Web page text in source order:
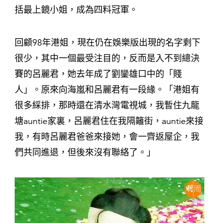
括最上鏡小姐，成為四料冠軍。
回顧98年港姐，現在仍在娛樂版出現的名字剩下
很少，其中一個最受注目的，反而是入不到總決
賽的呂麗君，她去年成了劉鑾雄口中的「賤
人」。原來向海嵐和呂麗君有一段緣。「港姐有
很多綵排，那時還在清水灣電視城，我暫住九龍
塘auntie家裏，呂麗君住在我隔籬街，auntie來接
我，有時呂麗君爸爸來接她，會一齊返屋企，我
們共同進退，但後來沒有聯絡了。」